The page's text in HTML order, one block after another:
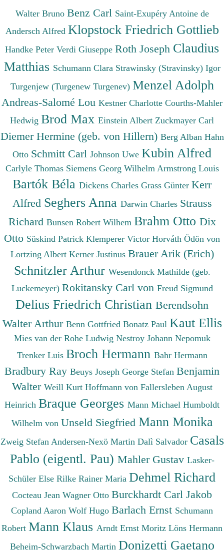
Walter Bruno Benz Carl Saint-Exupéry Antoine de
Andersch Alfred Klopstock Friedrich Gottlieb
Handke Peter Verdi Giuseppe Roth Joseph Claudius
Matthias Schumann Clara Strawinsky (Stravinsky) Igor
Turgenjew (Turgenew Turgenev) Menzel Adolph
Andreas-Salomé Lou Kestner Charlotte Courths-Mahler
Hedwig Brod Max Einstein Albert Zuckmayer Carl
Diemer Hermine (geb. von Hillern) Berg Alban Hahn
Otto Schmitt Carl Johnson Uwe Kubin Alfred
Carlyle Thomas Siemens Georg Wilhelm Armstrong Louis
Bartók Béla Dickens Charles Grass Günter Kerr
Alfred Seghers Anna Darwin Charles Strauss
Richard Bunsen Robert Wilhem Brahm Otto Dix
Otto Süskind Patrick Klemperer Victor Horváth Ödön von
Lortzing Albert Kerner Justinus Brauer Arik (Erich)
Schnitzler Arthur Wesendonck Mathilde (geb.
Luckemeyer) Rokitansky Carl von Freud Sigmund
Delius Friedrich Christian Berendsohn
Walter Arthur Benn Gottfried Bonatz Paul Kaut Ellis
Mies van der Rohe Ludwig Nestroy Johann Nepomuk
Trenker Luis Broch Hermann Bahr Hermann
Bradbury Ray Beuys Joseph George Stefan Benjamin
Walter Weill Kurt Hoffmann von Fallersleben August
Heinrich Braque Georges Mann Michael Humboldt
Wilhelm von Unseld Siegfried Mann Monika
Zweig Stefan Andersen-Nexö Martin Dalì Salvador Casals
Pablo (eigentl. Pau) Mahler Gustav Lasker-
Schüler Else Rilke Rainer Maria Dehmel Richard
Cocteau Jean Wagner Otto Burckhardt Carl Jakob
Copland Aaron Wolf Hugo Barlach Ernst Schumann
Robert Mann Klaus Arndt Ernst Moritz Löns Hermann
Beheim-Schwarzbach Martin Donizetti Gaetano